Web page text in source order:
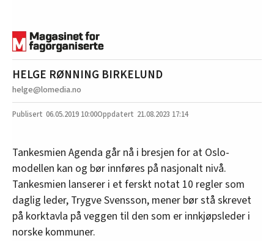
HELGE RØNNING BIRKELUND
helge@lomedia.no
06.05.2019 10:00 21.08.2023 17:14
Tankesmien Agenda går nå i bresjen for at Oslo-
modellen kan og bør innføres på nasjonalt nivå.
Tankesmien lanserer i et ferskt notat 10 regler som
daglig leder, Trygve Svensson, mener bør stå skrevet
på korktavla på veggen til den som er innkjøpsleder i
norske kommuner.